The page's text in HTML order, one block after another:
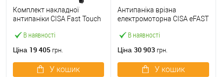
В наявності
Комплект накладної
антипаніки CISA Fast Touch
точковий вверх-вниз
Ціна 19 405 грн.
У кошик
В наявності
Антипаніка врізна
електромоторна CISA eFAST
Ціна 30 903 грн.
У кошик